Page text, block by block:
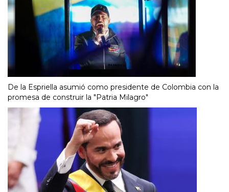
De la Espriella asumió como presidente de Colombia con la
promesa de construir la "Patria Milagro"